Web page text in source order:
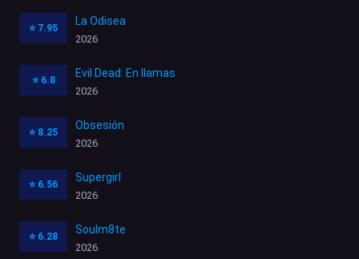
⭐ 7.95
La Odisea
2026
⭐ 6.8
Evil Dead: En llamas
2026
⭐ 8.25
Obsesión
2026
⭐ 6.56
Supergirl
2026
⭐ 6.28
Soulm8te
2026